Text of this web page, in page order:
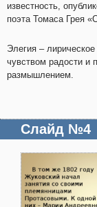
известность,
поэта Томаса Грея
Элегия –
чувством радости и
размышлением.
Слайд №4